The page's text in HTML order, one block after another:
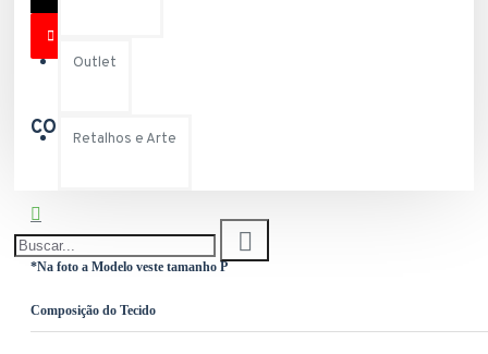
Outlet
Retalhos e Arte
COMPARTILHAR
*Na foto a Modelo veste tamanho P
Composição do Tecido